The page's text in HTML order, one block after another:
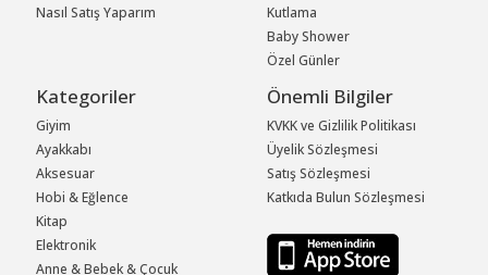
Nasıl Satış Yaparım
Kutlama
Baby Shower
Özel Günler
Kategoriler
Giyim
Ayakkabı
Aksesuar
Hobi & Eğlence
Kitap
Elektronik
Anne & Bebek & Çocuk
Önemli Bilgiler
KVKK ve Gizlilik Politikası
Üyelik Sözleşmesi
Satış Sözleşmesi
Katkıda Bulun Sözleşmesi